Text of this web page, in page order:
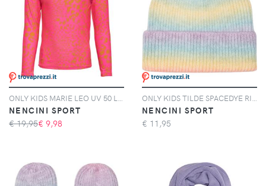
NENCINI SPORT
€ 19,95€ 9,98
NENCINI SPORT
€ 11,95